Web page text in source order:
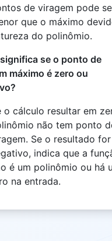
de viragem pode
que o máximo
do polinômio.
se o ponto de
máximo é zero ou
o cálculo resultar em
não tem ponto
Se o resultado for
indica que a
é um polinômio ou há
na entrada.